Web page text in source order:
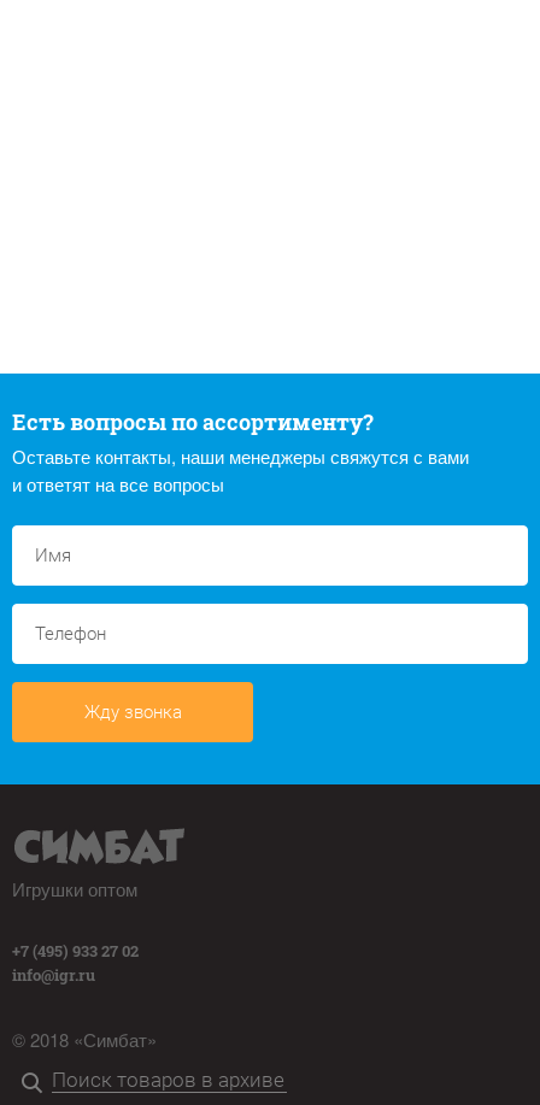
Есть вопросы по ассортименту?
Оставьте контакты, наши менеджеры свяжутся с вами
и ответят на все вопросы
Жду звонка
Игрушки оптом
+7 (495) 933 27 02
info@igr.ru
© 2018 «Симбат»